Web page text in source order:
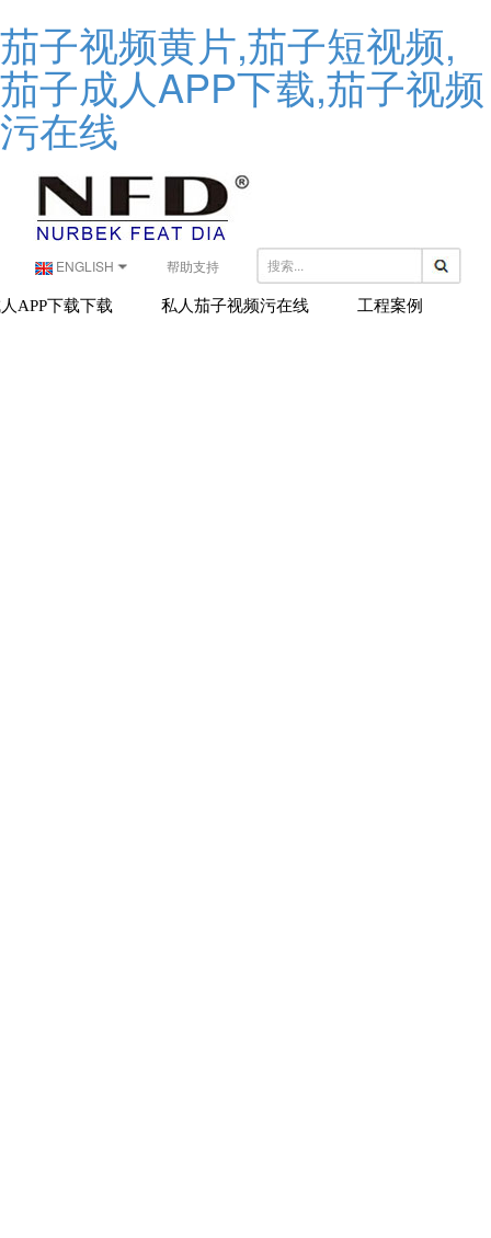
茄子视频黄片,茄子短视频,
茄子成人APP下载,茄子视频
污在线
ENGLISH 帮助支持
APP下载下载 私人茄子视频污在线 工程案例